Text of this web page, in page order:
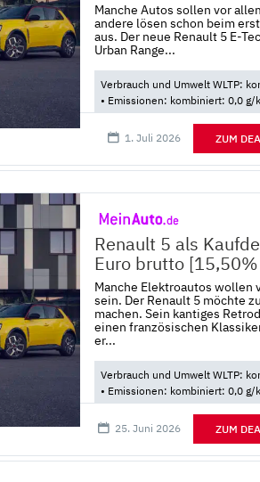
Manche Autos sollen vor
andere lösen schon beim
aus. Der neue Renault 5 E-
Urban Range...
Verbrauch und Umwelt WLTP:
• Emissionen: kombiniert: 0,0 g/
1. Juli 2026 ZUM
Renault 5 als
Euro brutto
Manche Elektroautos wollen
sein. Der Renault 5 möchte
machen. Sein kantiges
einen französischen
er...
Verbrauch und Umwelt WLTP:
• Emissionen: kombiniert: 0,0 g/
25. Juni 2026 ZUM